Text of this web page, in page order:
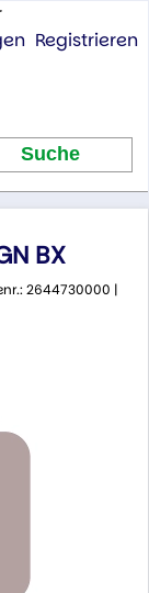
Registrieren
BX
2644730000 |